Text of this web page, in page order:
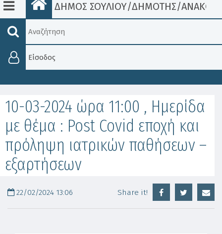
ΔΗΜΟΣ ΣΟΥΛΙΟΥ/ΔΗΜΟΤΗΣ/
Είσοδος
10-03-2024 ώρα 11:00 , Ημερίδα
με θέμα : Post Covid εποχή και
πρόληψη ιατρικών παθήσεων –
εξαρτήσεων
22/02/2024 13:06 Share it!